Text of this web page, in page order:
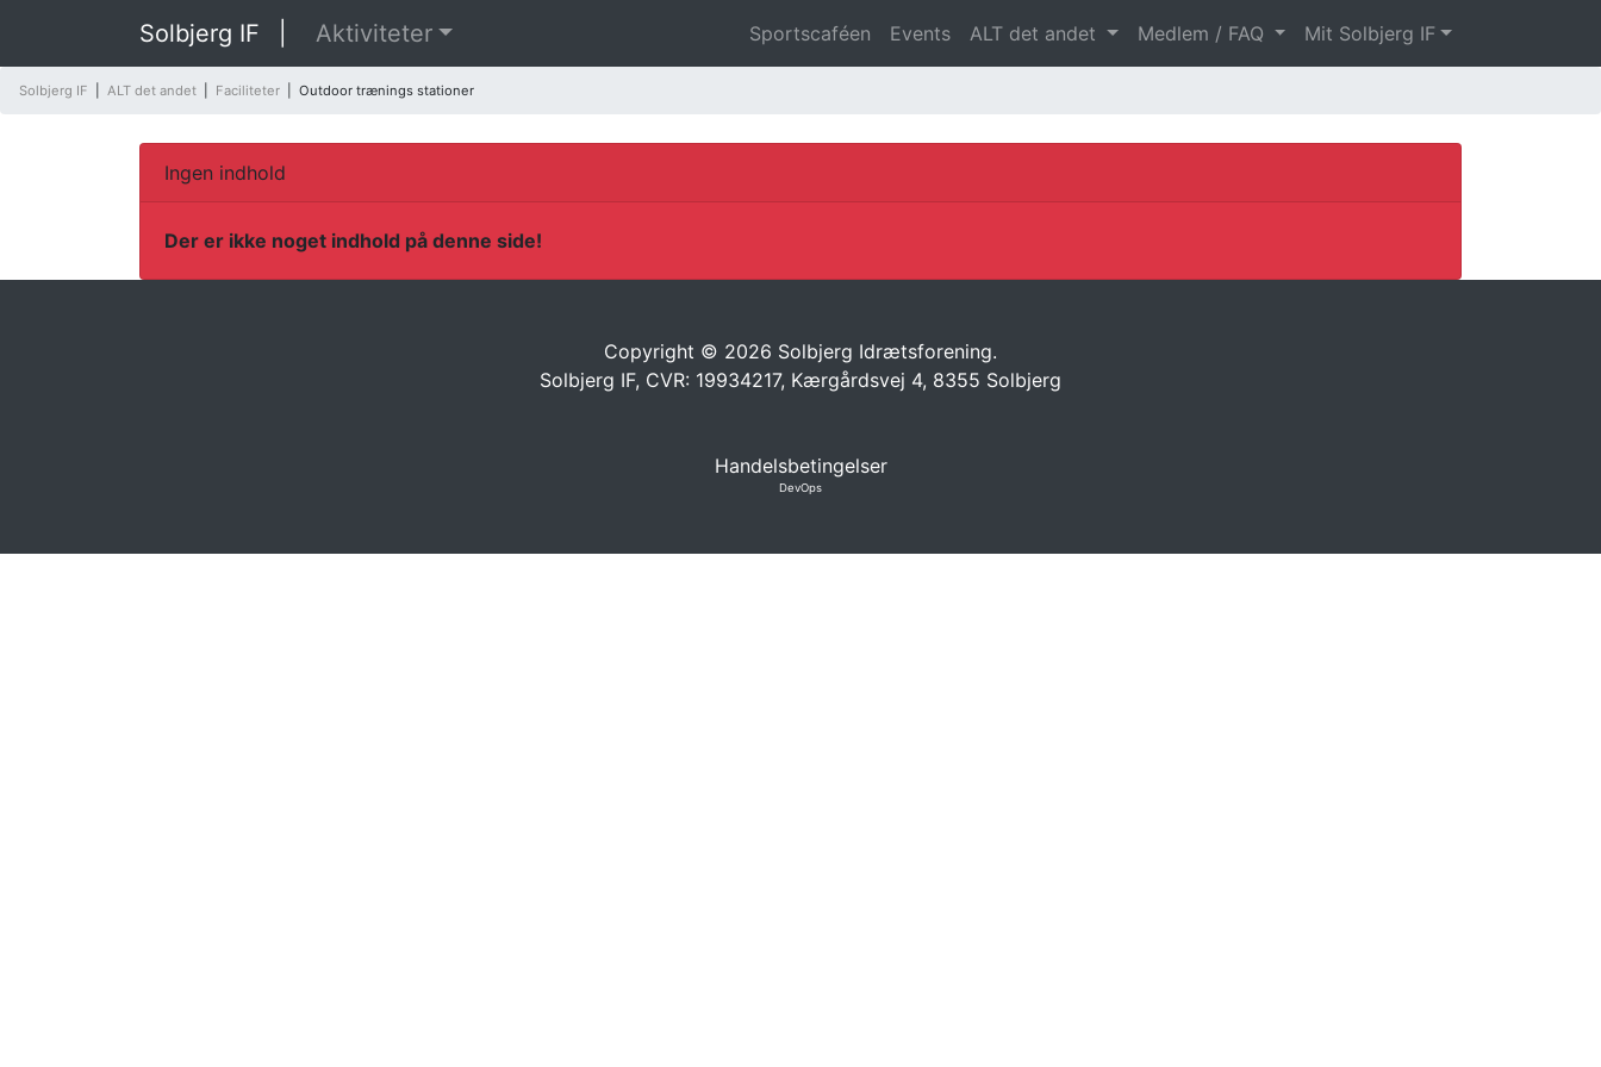
Solbjerg IF Aktiviteter Sportscaféen Events ALT det andet Medlem / FAQ Mit Solbjerg IF
Solbjerg IF ALT det andet Faciliteter Outdoor trænings stationer
Ingen indhold
Der er ikke noget indhold på denne side!
Copyright © 2026 Solbjerg Idrætsforening.
Solbjerg IF, CVR: 19934217, Kærgårdsvej 4, 8355 Solbjerg
Handelsbetingelser
DevOps